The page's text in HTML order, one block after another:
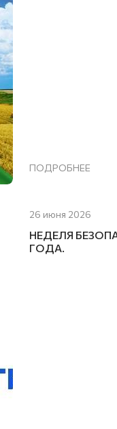
ПОДРОБНЕЕ
26 июня 2026
НЕДЕЛЯ
ГОДА.